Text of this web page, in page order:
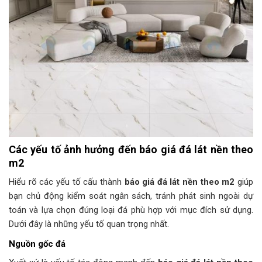
Các yếu tố ảnh hưởng đến báo giá đá lát nền theo
m2
Hiểu rõ các yếu tố cấu thành báo giá đá lát nền theo m2 giúp
bạn chủ động kiểm soát ngân sách, tránh phát sinh ngoài dự
toán và lựa chọn đúng loại đá phù hợp với mục đích sử dụng.
Dưới đây là những yếu tố quan trọng nhất.
Nguồn gốc đá